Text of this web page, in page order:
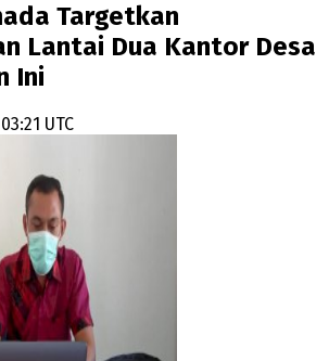
Targetkan
Lantai Dua Kantor Desa
Ini
UTC